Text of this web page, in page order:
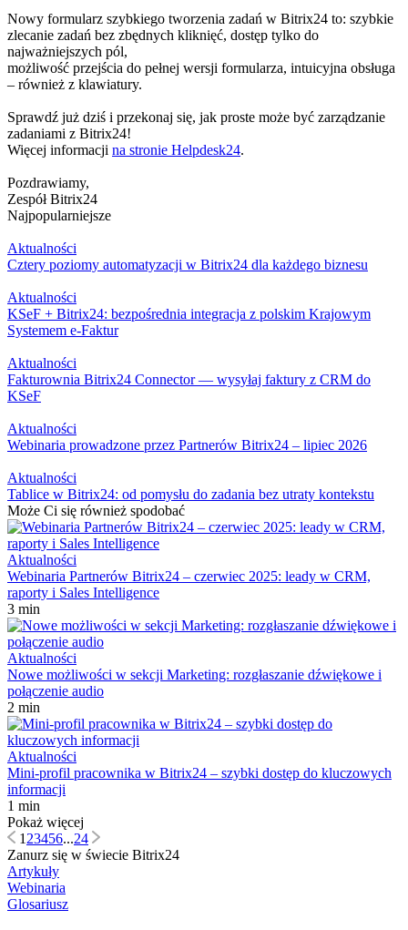
Nowy formularz szybkiego tworzenia zadań w Bitrix24 to: szybkie
zlecanie zadań bez zbędnych kliknięć, dostęp tylko do
najważniejszych pól,
możliwość przejścia do pełnej wersji formularza, intuicyjna obsługa
– również z klawiatury.
Sprawdź już dziś i przekonaj się, jak proste może być zarządzanie
zadaniami z Bitrix24!
Więcej informacji na stronie Helpdesk24.
Pozdrawiamy,
Zespół Bitrix24
Najpopularniejsze
Aktualności
Cztery poziomy automatyzacji w Bitrix24 dla każdego biznesu
Aktualności
KSeF + Bitrix24: bezpośrednia integracja z polskim Krajowym
Systemem e-Faktur
Aktualności
Fakturownia Bitrix24 Connector — wysyłaj faktury z CRM do
KSeF
Aktualności
Webinaria prowadzone przez Partnerów Bitrix24 – lipiec 2026
Aktualności
Tablice w Bitrix24: od pomysłu do zadania bez utraty kontekstu
Może Ci się również spodobać
Aktualności
Webinaria Partnerów Bitrix24 – czerwiec 2025: leady w CRM,
raporty i Sales Intelligence
3 min
Aktualności
Nowe możliwości w sekcji Marketing: rozgłaszanie dźwiękowe i
połączenie audio
2 min
Aktualności
Mini-profil pracownika w Bitrix24 – szybki dostęp do kluczowych
informacji
1 min
Pokaż więcej
123456...24
Zanurz się w świecie Bitrix24
Artykuły
Webinaria
Glosariusz